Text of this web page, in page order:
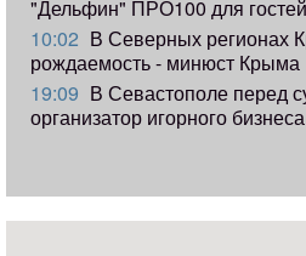
"Дельфин" ПРО100 для
10:02 В Северных регионах
рождаемость - минюст Крыма
19:09 В Севастополе перед
организатор игорного бизнеса